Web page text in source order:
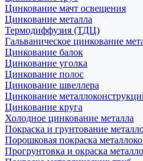
Цинкование мачт освещения
Цинкование металла
Термодиффузия (ТДЦ)
Гальваническое цинкование
Цинкование балок
Цинкование уголка
Цинкование полос
Цинкование швеллера
Цинкование
Цинкование круга
Холодное цинкование металла
Покраска и грунтование
Порошковая покраска
Прогрунтовка и окраска